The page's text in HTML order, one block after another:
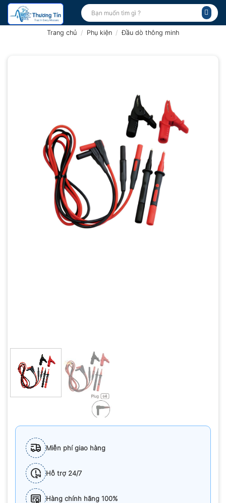
Bỏ
qua
Tìm
kiếm:
Trang chủ / Phụ kiện / Đầu dò thông minh
Miễn phí giao hàng
Hỗ trợ 24/7
Hàng chính hãng 100%